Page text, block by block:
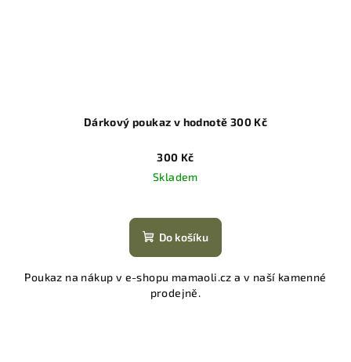
Dárkový poukaz v hodnotě 300 Kč
300 Kč
Skladem
Do košíku
Poukaz na nákup v e-shopu mamaoli.cz a v naší kamenné
prodejně.